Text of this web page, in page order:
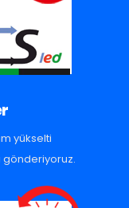
yükselti